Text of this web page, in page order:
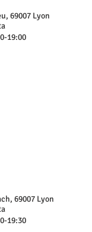
69007 Lyon
19:00
69007 Lyon
19:30